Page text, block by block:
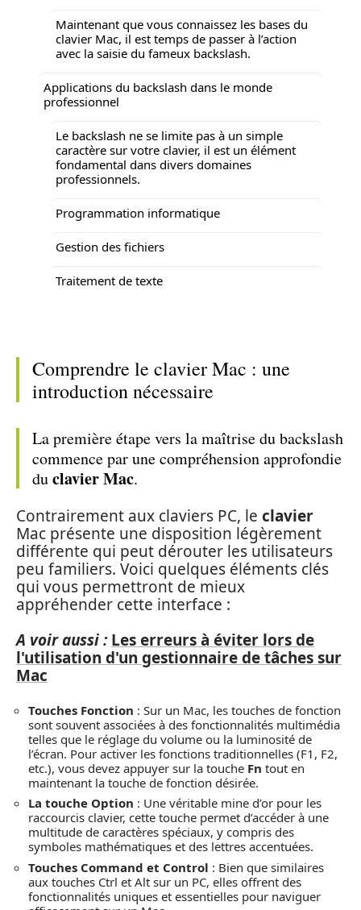
Maintenant que vous connaissez les bases du
clavier Mac, il est temps de passer à l’action
avec la saisie du fameux backslash.
Applications du backslash dans le monde
professionnel
Le backslash ne se limite pas à un simple
caractère sur votre clavier, il est un élément
fondamental dans divers domaines
professionnels.
Programmation informatique
Gestion des fichiers
Traitement de texte
Comprendre le clavier Mac : une
introduction nécessaire
La première étape vers la maîtrise du backslash
commence par une compréhension approfondie
duclavier Mac.
Contrairement aux claviers PC, le clavier
Mac présente une disposition légèrement
différente qui peut dérouter les utilisateurs
peu familiers. Voici quelques éléments clés
qui vous permettront de mieux
appréhender cette interface :
A voir aussi : Les erreurs à éviter lors de
l'utilisation d'un gestionnaire de tâches sur
Mac
Touches Fonction : Sur un Mac, les touches de fonction
sont souvent associées à des fonctionnalités multimédia
telles que le réglage du volume ou la luminosité de
l’écran. Pour activer les fonctions traditionnelles (F1, F2,
etc.), vous devez appuyer sur la touche Fn tout en
maintenant la touche de fonction désirée.
La touche Option : Une véritable mine d’or pour les
raccourcis clavier, cette touche permet d’accéder à une
multitude de caractères spéciaux, y compris des
symboles mathématiques et des lettres accentuées.
Touches Command et Control : Bien que similaires
aux touches Ctrl et Alt sur un PC, elles offrent des
fonctionnalités uniques et essentielles pour naviguer